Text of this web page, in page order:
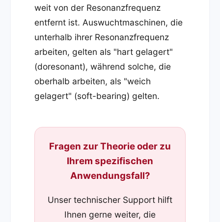
weit von der Resonanzfrequenz
entfernt ist. Auswuchtmaschinen, die
unterhalb ihrer Resonanzfrequenz
arbeiten, gelten als "hart gelagert"
(doresonant), während solche, die
oberhalb arbeiten, als "weich
gelagert" (soft-bearing) gelten.
Fragen zur Theorie oder zu
Ihrem spezifischen
Anwendungsfall?
Unser technischer Support hilft
Ihnen gerne weiter, die